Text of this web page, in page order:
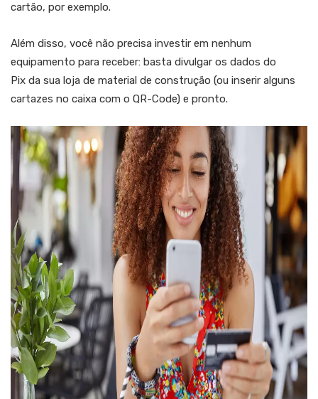
cartão, por exemplo.
Além disso, você não precisa investir em nenhum
equipamento para receber: basta divulgar os dados do
Pix da sua loja de material de construção (ou inserir alguns
cartazes no caixa com o QR-Code) e pronto.